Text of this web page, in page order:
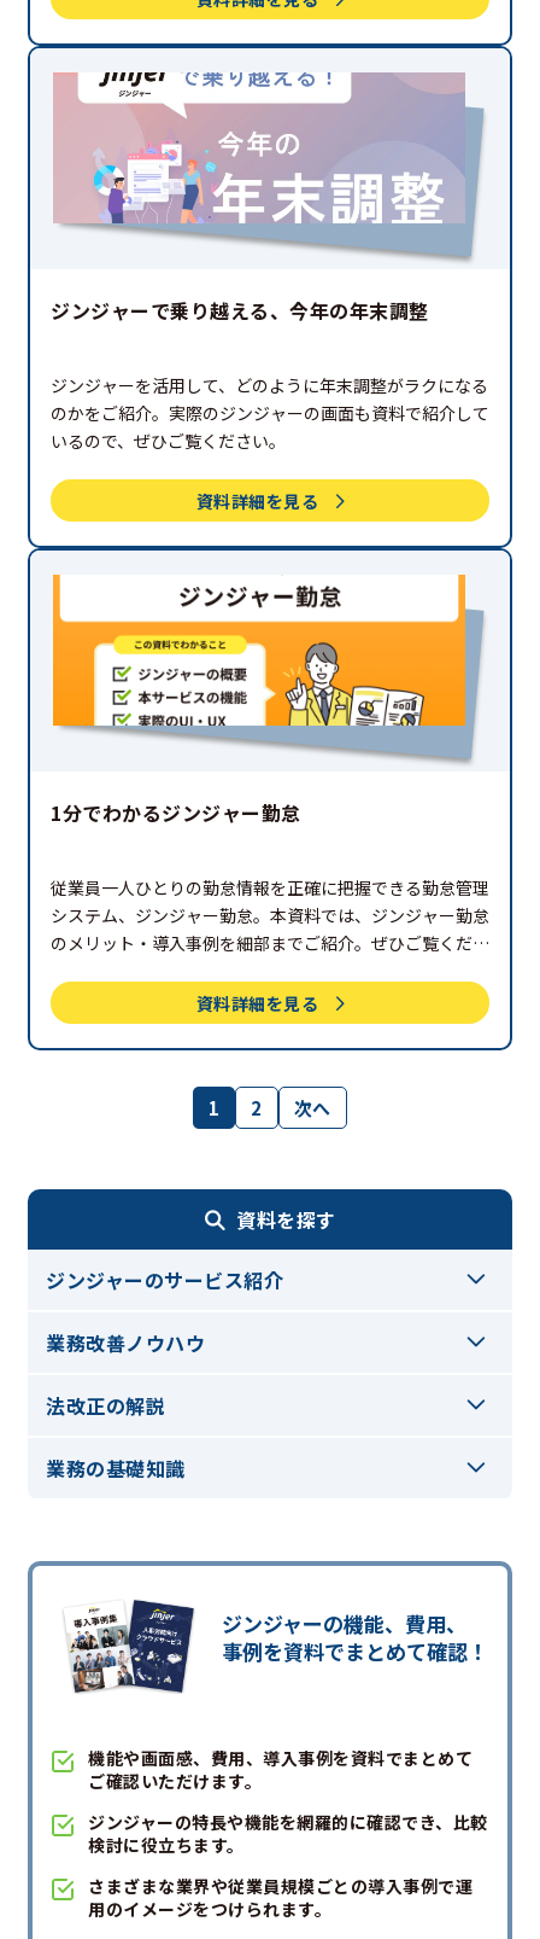
ジンジャーで乗り越える、今年の年末調整
ジンジャーを活用して、どのように年末調整がラクになる
のかをご紹介。実際のジンジャーの画面も資料で紹介して
いるので、ぜひご覧ください。
資料詳細を見る
1分でわかるジンジャー勤怠
従業員一人ひとりの勤怠情報を正確に把握できる勤怠管理
システム、ジンジャー勤怠。本資料では、ジンジャー勤怠
のメリット・導入事例を細部までご紹介。ぜひご覧くださ
資料詳細を見る
1 2 次へ
資料を探す
ジンジャーのサービス紹介
業務改善ノウハウ
法改正の解説
業務の基礎知識
ジンジャーの機能、費用、
事例を資料でまとめて確認！
機能や画面感、費用、導入事例を資料でまとめて
ご確認いただけます。
ジンジャーの特長や機能を網羅的に確認でき、比較
検討に役立ちます。
さまざまな業界や従業員規模ごとの導入事例で運
用のイメージをつけられます。